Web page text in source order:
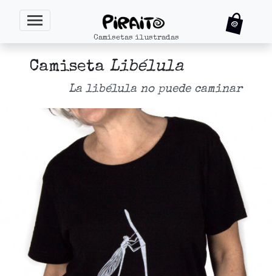
Camisetas ilustradas
Camiseta Libélula
La libélula no puede caminar